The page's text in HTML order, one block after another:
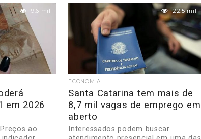
milhões...9.6 mil
em 2026
ao
22.5 mil
ECONOMIA
Santa Catarina tem mais de
8,7 mil vagas de emprego em
aberto
Interessados podem buscar